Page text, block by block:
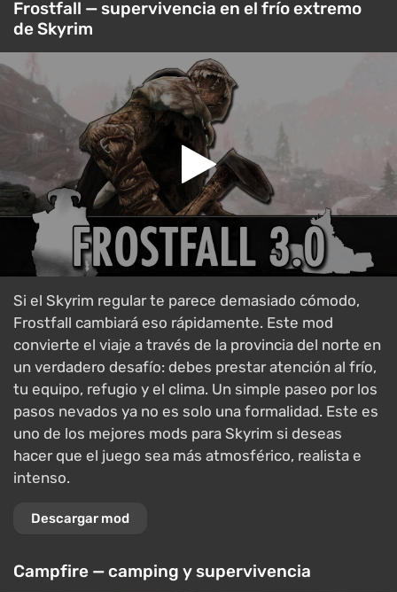
Frostfall — supervivencia en el frío extremo
de Skyrim
Si el Skyrim regular te parece demasiado cómodo,
Frostfall cambiará eso rápidamente. Este mod
convierte el viaje a través de la provincia del norte en
un verdadero desafío: debes prestar atención al frío,
tu equipo, refugio y el clima. Un simple paseo por los
pasos nevados ya no es solo una formalidad. Este es
uno de los mejores mods para Skyrim si deseas
hacer que el juego sea más atmosférico, realista e
intenso.
Descargar mod
Campfire — camping y supervivencia